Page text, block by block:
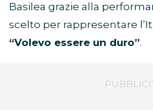
Basilea grazie alla
scelto per rappresentare
“Volevo essere un duro”.